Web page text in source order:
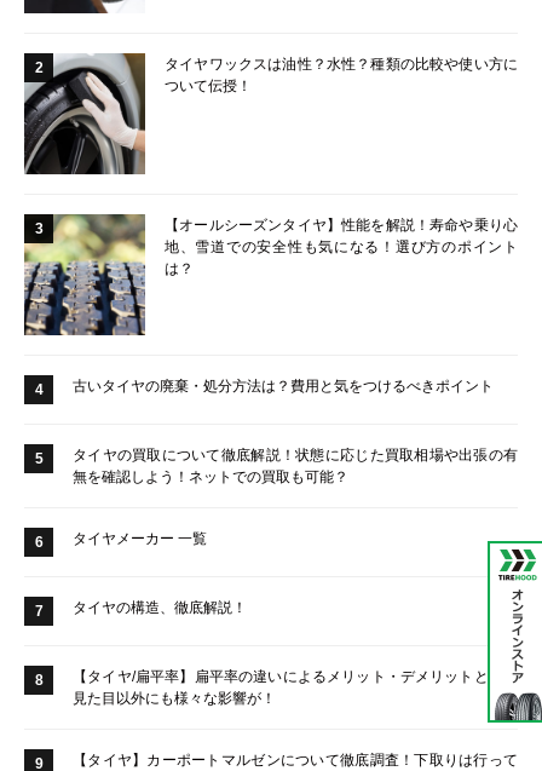
2
タイヤワックスは油性？水性？種類の比較や使い方に
ついて伝授！
3
【オールシーズンタイヤ】性能を解説！寿命や乗り心
地、雪道での安全性も気になる！選び方のポイント
は？
4 古いタイヤの廃棄・処分方法は？費用と気をつけるべきポイント
5
タイヤの買取について徹底解説！状態に応じた買取相場や出張の有
無を確認しよう！ネットでの買取も可能？
6 タイヤメーカー 一覧
7 タイヤの構造、徹底解説！
8
【タイヤ/扁平率】扁平率の違いによるメリット・デメリットとは？
見た目以外にも様々な影響が！
9 【タイヤ】カーポートマルゼンについて徹底調査！下取りは行って